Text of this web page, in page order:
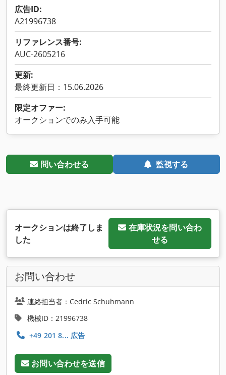
広告ID:
A21996738
リファレンス番号:
AUC-2605216
更新:
最終更新日：15.06.2026
限定オファー:
オークションでのみ入手可能
問い合わせる 監視する
オークションは終了しま
した
在庫状況を問い合わ
せる
お問い合わせ
連絡担当者：Cedric Schuhmann
機械ID：21996738
+49 201 8... 広告
お問い合わせを送信